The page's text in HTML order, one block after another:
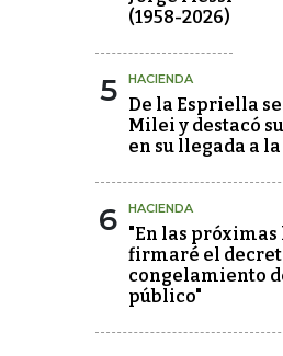
(1958-2026)
5 HACIENDA
De la Espriella
Milei y destacó
en su llegada a
6 HACIENDA
"En las próximas
firmaré el
congelamiento
público"